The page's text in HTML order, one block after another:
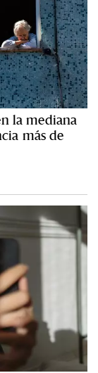
la mediana
más de